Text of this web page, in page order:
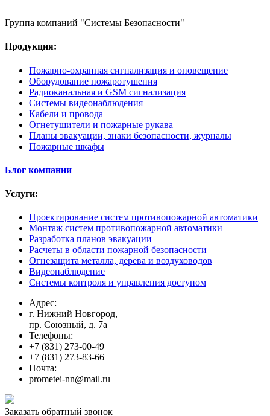
Группа компаний "Системы Безопасности"
Продукция:
Пожарно-охранная сигнализация и оповещение
Оборудование пожаротушения
Радиоканальная и GSM сигнализация
Системы видеонаблюдения
Кабели и провода
Огнетушители и пожарные рукава
Планы эвакуации, знаки безопасности, журналы
Пожарные шкафы
Блог компании
Услуги:
Проектирование систем противопожарной автоматики
Монтаж систем противопожарной автоматики
Разработка планов эвакуации
Расчеты в области пожарной безопасности
Огнезащита металла, дерева и воздуховодов
Видеонаблюдение
Системы контроля и управления доступом
Адрес:
г. Нижний Новгород,
пр. Союзный, д. 7а
Телефоны:
+7 (831) 273-00-49
+7 (831) 273-83-66
Почта:
prometei-nn@mail.ru
Заказать обратный звонок